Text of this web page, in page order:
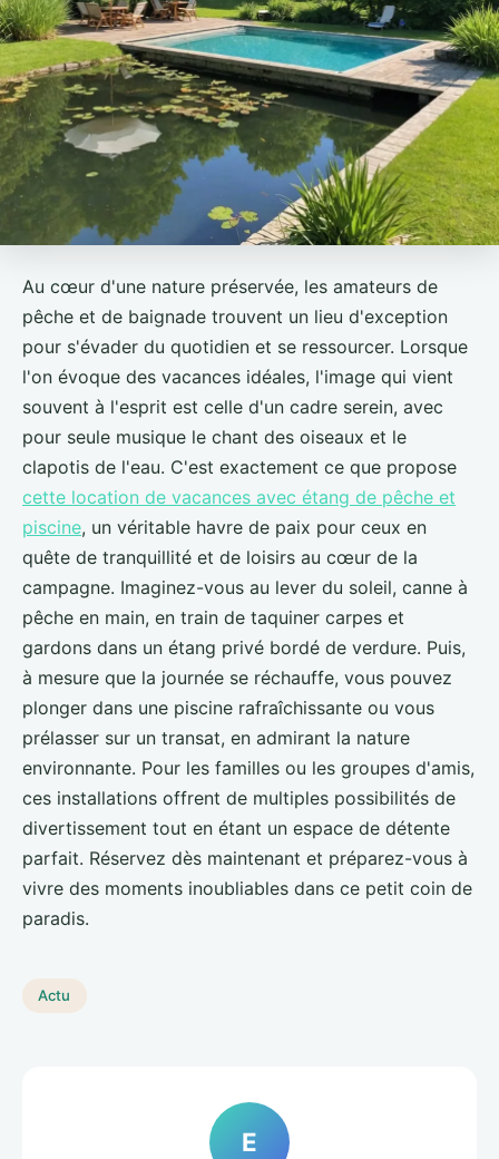
Au cœur d'une nature préservée, les amateurs de
pêche et de baignade trouvent un lieu d'exception
pour s'évader du quotidien et se ressourcer. Lorsque
l'on évoque des vacances idéales, l'image qui vient
souvent à l'esprit est celle d'un cadre serein, avec
pour seule musique le chant des oiseaux et le
clapotis de l'eau. C'est exactement ce que propose
cette location de vacances avec étang de pêche et
piscine, un véritable havre de paix pour ceux en
quête de tranquillité et de loisirs au cœur de la
campagne. Imaginez-vous au lever du soleil, canne à
pêche en main, en train de taquiner carpes et
gardons dans un étang privé bordé de verdure. Puis,
à mesure que la journée se réchauffe, vous pouvez
plonger dans une piscine rafraîchissante ou vous
prélasser sur un transat, en admirant la nature
environnante. Pour les familles ou les groupes d'amis,
ces installations offrent de multiples possibilités de
divertissement tout en étant un espace de détente
parfait. Réservez dès maintenant et préparez-vous à
vivre des moments inoubliables dans ce petit coin de
paradis.
Actu
E